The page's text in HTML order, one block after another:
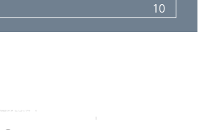
10
11